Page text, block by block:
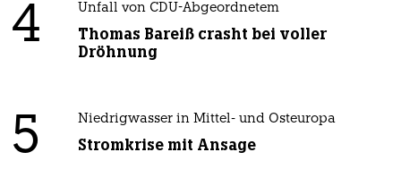
4 Unfall von CDU-Abgeordnetem
Thomas Bareiß crasht bei voller
Dröhnung
5 Niedrigwasser in Mittel- und Osteuropa
Stromkrise mit Ansage